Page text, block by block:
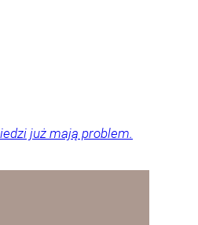
już mają problem.